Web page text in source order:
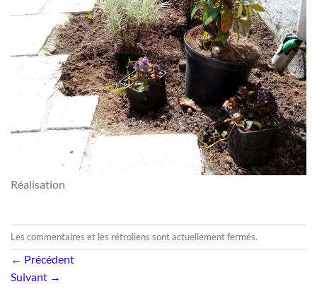
Réalisation
Les commentaires et les rétroliens sont actuellement fermés.
← Précédent
Suivant →